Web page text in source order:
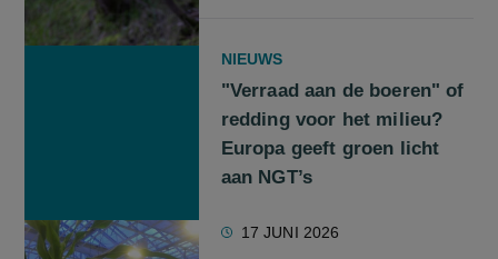
NIEUWS
"Verraad aan de boeren" of
redding voor het milieu?
Europa geeft groen licht
aan NGT’s
17 JUNI 2026